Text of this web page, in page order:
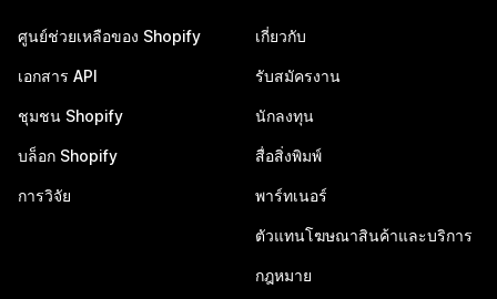
ศูนย์ช่วยเหลือของ Shopify
เอกสาร API
ชุมชน Shopify
บล็อก Shopify
การวิจัย
เกี่ยวกับ
รับสมัครงาน
นักลงทุน
สื่อสิ่งพิมพ์
พาร์ทเนอร์
ตัวแทนโฆษณาสินค้าและบริการ
กฎหมาย